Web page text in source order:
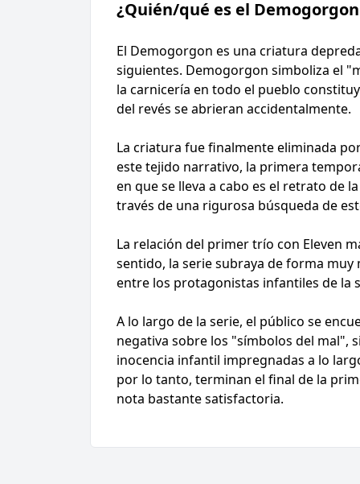
¿Quién/qué es el
El Demogorgon es una criatura
siguientes. Demogorgon simboliza el
la carnicería en todo el pueblo
del revés se abrieran accidentalmente.
La criatura fue finalmente eliminada
este tejido narrativo, la primera
en que se lleva a cabo es el retrato de
través de una rigurosa búsqueda de
La relación del primer trío con Eleven
sentido, la serie subraya de forma
entre los protagonistas infantiles de la
A lo largo de la serie, el público se
negativa sobre los "símbolos del mal",
inocencia infantil impregnadas a lo
por lo tanto, terminan el final de la
nota bastante satisfactoria.